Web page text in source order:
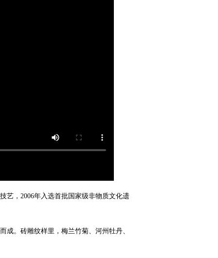
艺，2006年入选首批国家级非物质文化遗
成。砖雕纹样里，梅兰竹菊、河州牡丹、